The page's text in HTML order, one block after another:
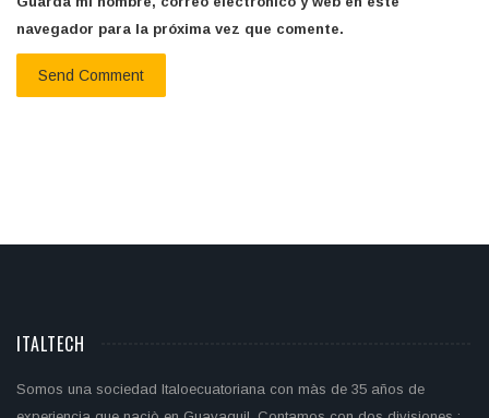
navegador para la próxima vez que comente.
ITALTECH
Somos una sociedad Italoecuatoriana con màs de 35 años de